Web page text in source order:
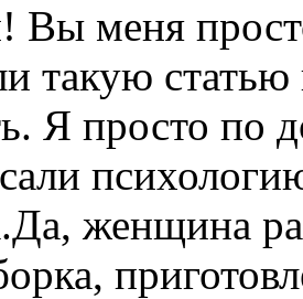
Вы меня
такую
Я просто по
женщина